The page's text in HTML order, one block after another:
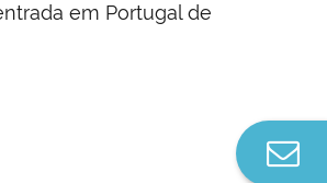
em Portugal de